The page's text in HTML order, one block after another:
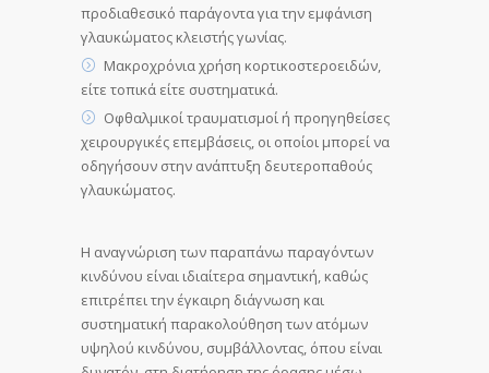
προδιαθεσικό παράγοντα για την εμφάνιση
γλαυκώματος κλειστής γωνίας.
Μακροχρόνια χρήση κορτικοστεροειδών,
είτε τοπικά είτε συστηματικά.
Οφθαλμικοί τραυματισμοί ή προηγηθείσες
χειρουργικές επεμβάσεις, οι οποίοι μπορεί να
οδηγήσουν στην ανάπτυξη δευτεροπαθούς
γλαυκώματος.
Η αναγνώριση των παραπάνω παραγόντων
κινδύνου είναι ιδιαίτερα σημαντική, καθώς
επιτρέπει την έγκαιρη διάγνωση και
συστηματική παρακολούθηση των ατόμων
υψηλού κινδύνου, συμβάλλοντας, όπου είναι